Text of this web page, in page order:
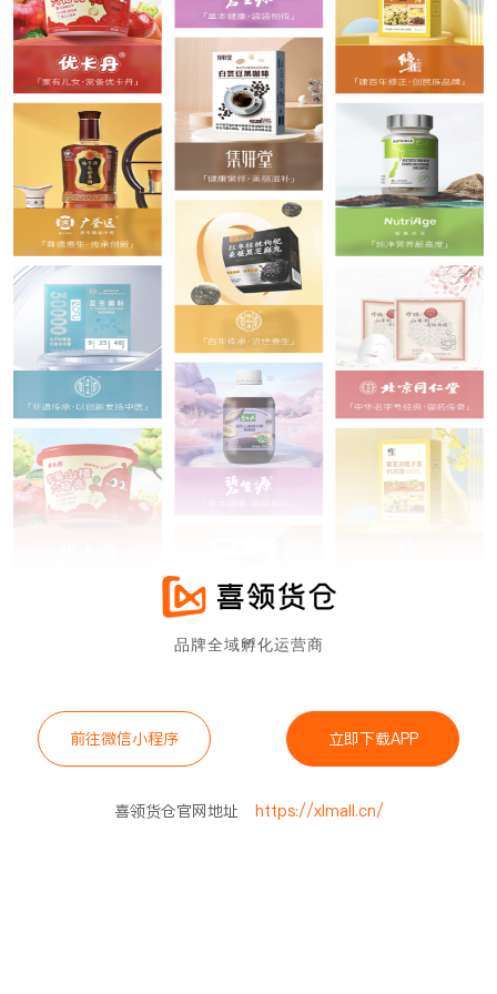
品牌全域孵化运营商
前往微信小程序 立即下载APP
喜领货仓官网地址 https://xlmall.cn/